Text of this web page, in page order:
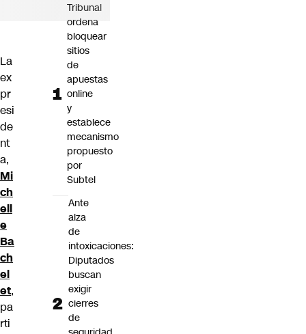
La
ex
pr
esi
de
nt
a,
Mi
ch
ell
e
Ba
ch
el
et,
pa
rti
Tribunal
ordena
bloquear
sitios
de
apuestas
online
y
establece
mecanismo
propuesto
por
Subtel
Ante
alza
de
intoxicaciones:
Diputados
buscan
exigir
cierres
de